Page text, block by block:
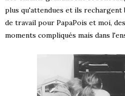
plus qu'attendues et ils rechargent
de travail pour PapaPois et moi,
moments compliqués mais dans